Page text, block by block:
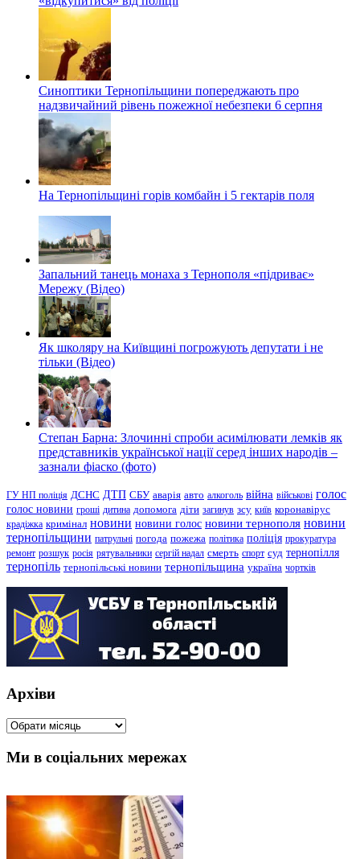
Синоптики Тернопільщини попереджають про
надзвичайний рівень пожежної небезпеки 6 серпня
На Тернопільщині горів комбайн і 5 гектарів поля
Запальний танець монаха з Тернополя «підриває»
Мережу (Відео)
Як школяру на Київщині погрожують депутати і не
тільки (Відео)
Степан Барна: Злочинні спроби асимілювати лемків як
представників української нації серед інших народів –
зазнали фіаско (фото)
ГУ НП поліція ДСНС ДТП СБУ аварія авто алкоголь війна військові голос
голос новини гроші дитина допомога діти загинув зсу київ коронавірус
крадіжка кримінал новини новини голос новини тернополя новини
тернопільщини патрульні погода пожежа політика поліція прокуратура
ремонт розшук росія рятувальники сергій надал смерть спорт суд тернопілля
тернопіль тернопільські новини тернопільщина україна чортків
Архіви
Архіви
Ми в соціальних мережах